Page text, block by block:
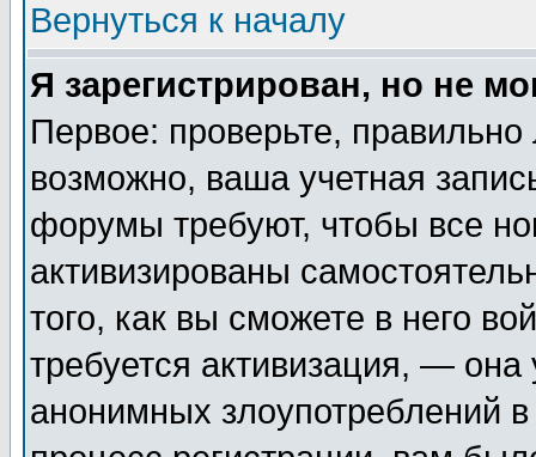
Вернуться к началу
Я зарегистрирован, но не
Первое: проверьте,
возможно, ваша учетная
форумы требуют, чтобы все
активизированы
того, как вы сможете в него
требуется активизация, —
анонимных злоупотреблений